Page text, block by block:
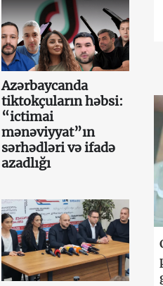
Azərbaycanda
tiktokçuların həbsi:
“ictimai
mənəviyyat”ın
sərhədləri və ifadə
azadlığı